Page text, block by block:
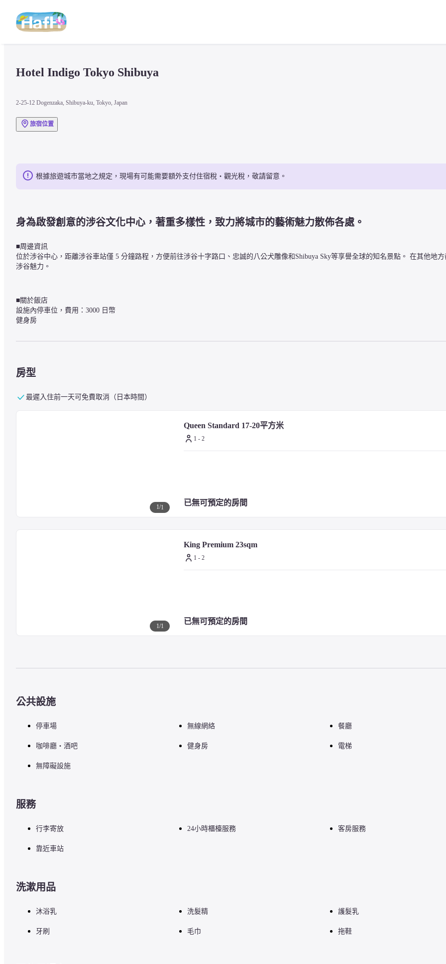
Hotel Indigo Tokyo Shibuya
2-25-12 Dogenzaka, Shibuya-ku, Tokyo, Japan
旅宿位置
根據旅遊城市當地之規定，現場有可能需要額外支付住宿稅・觀光稅，敬請留意。
身為啟發創意的涉⾕文化中心，著重多樣性，致力將城市的藝術魅力散佈各處。
■周邊資訊
位於涉谷中心，距離涉谷車站僅 5 分鐘路程，方便前往涉谷十字路口、忠誠的八公犬雕像和Shibuya Sky等享譽全球的知名景點。 在其他地
涉谷魅力。
■關於飯店
設施內停車位，費用：3000 日幣
健身房
■關於餐點（需另行收費）
若兒童（12 歲以下）於同客床共寢，不另外酌收住宿費用
6~12 歲的客人可以半價享用自助早餐。 5 歲以下的兒童免費
房型
最遲入住前一天可免費取消（日本時間）
1/1
Queen Standard 17-20平方米
1 - 2
已無可預定的房間
1/1
King Premium 23sqm
1 - 2
已無可預定的房間
公共設施
停車場 無線網絡 餐廳
咖啡廳・酒吧 健身房 電梯
無障礙設施
服務
行李寄放 24小時櫃檯服務 客房服務
靠近車站
洗漱用品
沐浴乳 洗髮精 護髮乳
牙刷 毛巾 拖鞋